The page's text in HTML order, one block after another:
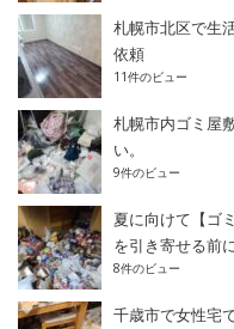
札幌市北区で生
依頼
11件のビュー
札幌市内ゴミ屋
い。
9件のビュー
夏に向けて【ゴ
を引き寄せる前
8件のビュー
千歳市で女性宅